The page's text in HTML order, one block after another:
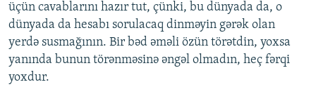
üçün cavablarını hazır tut, çünki, bu dünyada da, o
dünyada da hesabı sorulacaq dinməyin gərək olan
yerdə susmağının. Bir bəd əməli özün törətdin, yoxsa
yanında bunun törənməsinə əngəl olmadın, heç fərqi
yoxdur.